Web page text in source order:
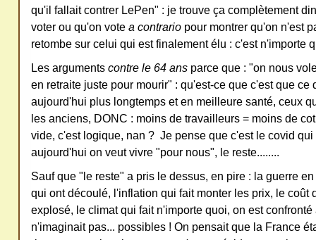
qu'il fallait contrer LePen" : je trouve ça complètement
voter ou qu'on vote a contrario pour montrer qu'on n'est
retombe sur celui qui est finalement élu : c'est n'importe
Les arguments contre le 64 ans parce que : "on nous
en retraite juste pour mourir" : qu'est-ce que c'est que ce
aujourd'hui plus longtemps et en meilleure santé, ceux
les anciens, DONC : moins de travailleurs = moins de
vide, c'est logique, nan ? Je pense que c'est le covid
aujourd'hui on veut vivre "pour nous", le reste........
Sauf que "le reste" a pris le dessus, en pire : la guerre
qui ont découlé, l'inflation qui fait monter les prix, le coût
explosé, le climat qui fait n'importe quoi, on est
n'imaginait pas... possibles ! On pensait que la France